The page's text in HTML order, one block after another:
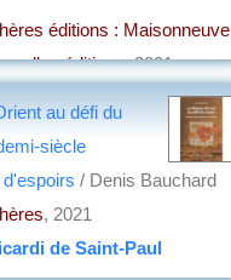
éditions : Maisonneuve
éditions, 2021
au défi du
siècle
/ Denis Bauchard
, 2021
de Saint-Paul